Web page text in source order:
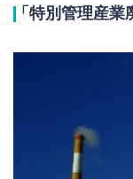
「特別管理産